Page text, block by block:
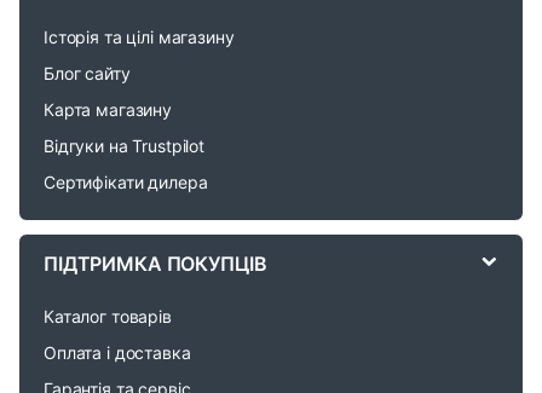
C
Історія та цілі магазину
Блог сайту
Карта магазину
Відгуки на Trustpilot
Сертифікати дилера
ПІДТРИМКА ПОКУПЦІВ
Каталог товарів
Оплата і доставка